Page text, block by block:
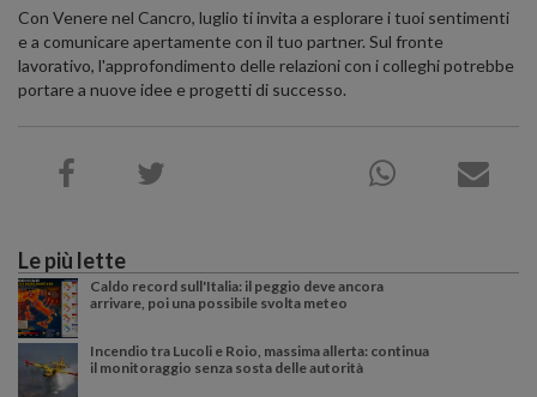
Con Venere nel Cancro, luglio ti invita a esplorare i tuoi sentimenti
e a comunicare apertamente con il tuo partner. Sul fronte
lavorativo, l'approfondimento delle relazioni con i colleghi potrebbe
portare a nuove idee e progetti di successo.
Le più lette
Caldo record sull'Italia: il peggio deve ancora
arrivare, poi una possibile svolta meteo
Incendio tra Lucoli e Roio, massima allerta: continua
il monitoraggio senza sosta delle autorità